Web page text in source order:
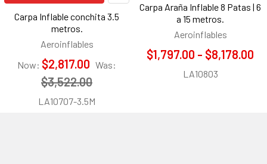
Carpa Inflable conchita 3.5
metros.
Aeroinflables
Now: $2,817.00 Was:
$3,522.00
LA10707-3.5M
Carpa Araña Inflable 8 Patas | 6
a 15 metros.
Aeroinflables
$1,797.00 - $8,178.00
LA10803